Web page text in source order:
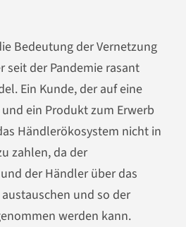
Bedeutung der Vernetzung
seit der Pandemie rasant
Ein Kunde, der auf eine
ein Produkt zum Erwerb
Händlerökosystem nicht in
zahlen, da der
der Händler über das
und so der
werden kann.